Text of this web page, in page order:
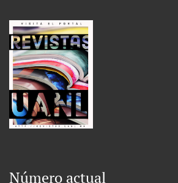
Número actual